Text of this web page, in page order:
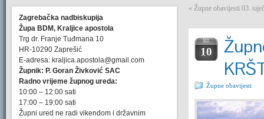
Zagrebačka nadbiskupija
Župa BDM, Kraljice apostola
Trg dr. Franje Tuđmana 10
HR-10290 Zaprešić
E-adresa: kraljica.apostola@gmail.com
Župnik: P. Goran Živković SAC
Radno vrijeme župnog ureda:
10:00 – 12:00 sati
17:00 – 19:00 sati
Župni ured ne radi vikendom i državnim
« Župne obavijesti 03.
SIJ.
10
Župne obavijesti